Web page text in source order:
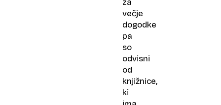
za
večje
dogodke
pa
so
odvisni
od
knjižnice,
ki